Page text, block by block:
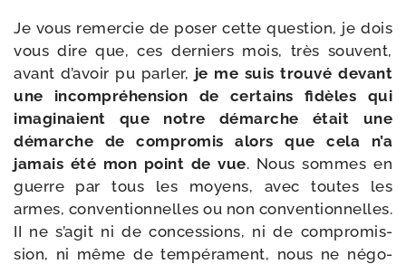
Je vous remer­cie de poser cette ques­tion, je dois
vous dire que, ces der­niers mois, très sou­vent,
avant d’a­voir pu par­ler, je me suis trou­vé devant
une incom­pré­hen­sion de cer­tains fidèles qui
ima­gi­naient que notre démarche était une
démarche de com­pro­mis alors que cela n’a
jamais été mon point de vue. Nous sommes en
guerre par tous les moyens, avec toutes les
armes, conven­tion­nelles ou non conven­tion­nelles.
II ne s’a­git ni de conces­sions, ni de com­pro­mis­
sion, ni même de tem­pé­ra­ment, nous ne négo­